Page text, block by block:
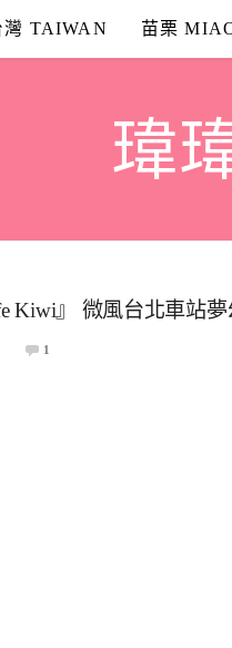
灣 TAIWAN 苗栗
瑋
Kiwi』 微風台北車站
1